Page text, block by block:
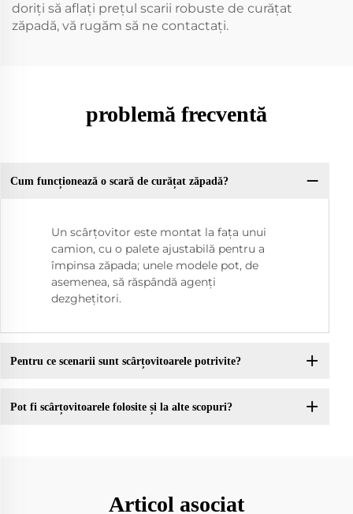
doriți să aflați prețul scarii robuste de curățat
zăpadă, vă rugăm să ne contactați.
problemă frecventă
Cum funcționează o scară de curățat zăpadă?
Un scârțovitor este montat la fața unui
camion, cu o palete ajustabilă pentru a
împinsa zăpada; unele modele pot, de
asemenea, să răspândă agenți
dezghețitori.
Pentru ce scenarii sunt scârțovitoarele potrivite?
Pot fi scârțovitoarele folosite și la alte scopuri?
Articol asociat